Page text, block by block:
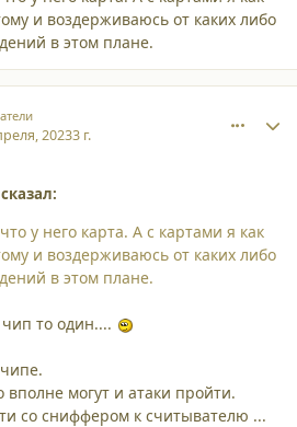
и воздерживаюсь от каких либо
в этом плане.
20233 г.
у него карта. А с картами я как
и воздерживаюсь от каких либо
в этом плане.
то один....
вполне могут и атаки пройти.
со сниффером к считывателю ...